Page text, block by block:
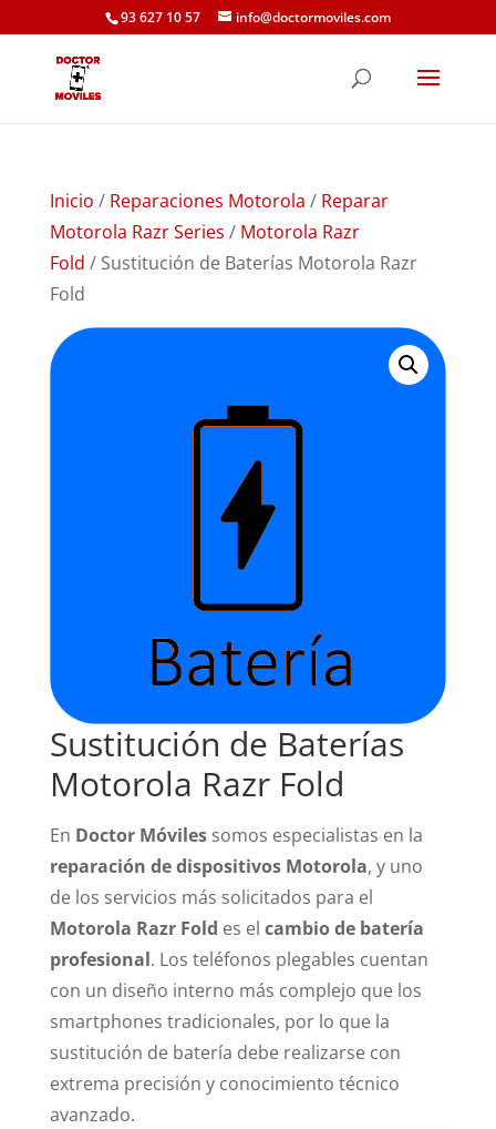
93 627 10 57 info@doctormoviles.com
Inicio / Reparaciones Motorola / Reparar
Motorola Razr Series / Motorola Razr
Fold / Sustitución de Baterías Motorola Razr
Fold
Sustitución de Baterías
Motorola Razr Fold
En Doctor Móvilessomos especialistas en la
reparación de dispositivos Motorola, y uno
de los servicios más solicitados para el
Motorola Razr Fold es el cambio de batería
profesional. Los teléfonos plegables cuentan
con un diseño interno más complejo que los
smartphones tradicionales, por lo que la
sustitución de batería debe realizarse con
extrema precisión y conocimiento técnico
avanzado.